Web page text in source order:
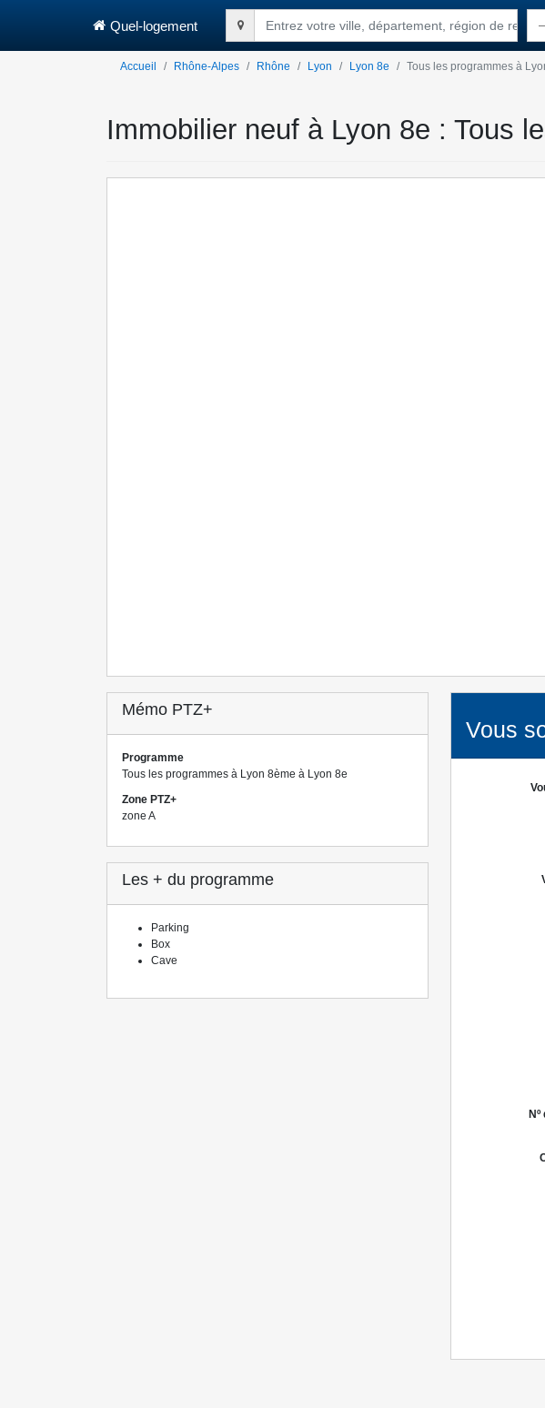
Quel-logement Entrez votre ville, département, région de
Accueil Rhône-Alpes Rhône Lyon Lyon 8e Tous les programmes à
Immobilier neuf à Lyon 8e : Tous
Mémo PTZ+
Programme
Tous les programmes à Lyon 8ème à Lyon 8e
Zone PTZ+
zone A
Les + du programme
Parking
Box
Cave
Vous